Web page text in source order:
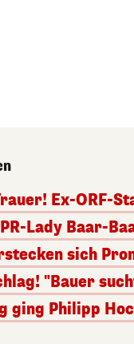
Ex-ORF-
Lady Baar-
sich
"Bauer
ging Philipp